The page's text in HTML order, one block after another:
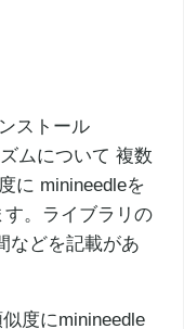
ストール
ムについて 複数
に minineedleを
。ライブラリの
などを記載があ